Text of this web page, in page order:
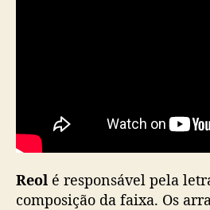
Reol é responsável pela
composição da faixa. Os